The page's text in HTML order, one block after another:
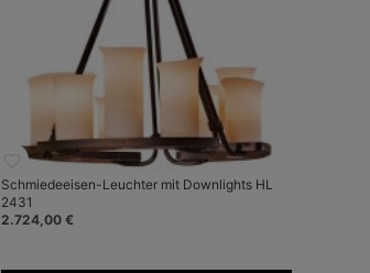
Schmiedeeisen-Leuchter mit Downlights HL
2431
2.724,00 €